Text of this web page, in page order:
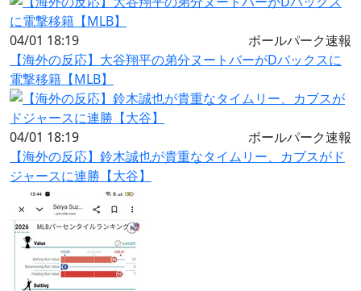
04/01 18:19
ボールパーク速報
【海外の反応】大谷翔平の弟分ヌートバーがDバックスに
電撃移籍【MLB】
04/01 18:19
ボールパーク速報
【海外の反応】鈴木誠也が貴重なタイムリー、カブスがド
ジャースに連勝【大谷】